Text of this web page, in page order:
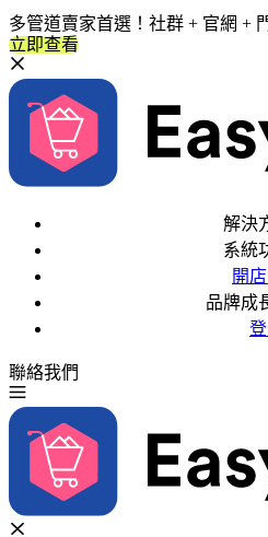
多管道賣家首選！社群 + 官網 +
立即查看
解決
系統
開
品牌成
聯絡我們